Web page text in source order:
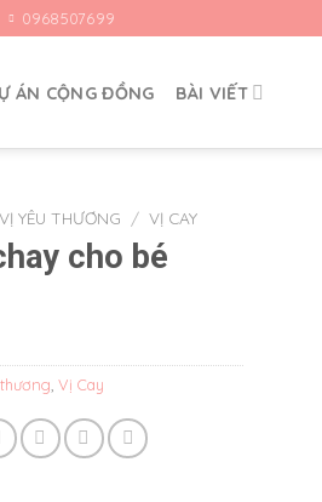
0968507699
ÁN CỘNG ĐỒNG BÀI VIẾT
YÊU THƯƠNG / VỊ CAY
cho bé
Vị Cay